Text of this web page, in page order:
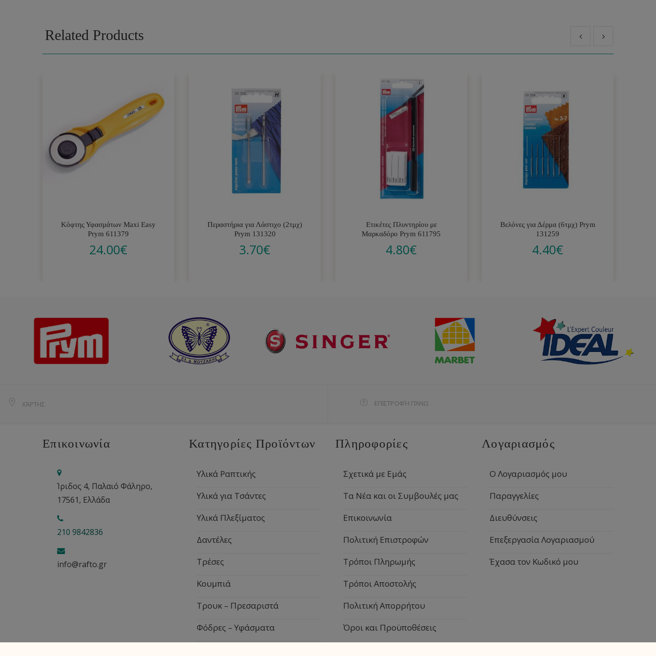
Related Products
Κόφτης Υφασμάτων Maxi Easy
Prym 611379
24.00€
Περαστήρια για Λάστιχο (2τμχ)
Prym 131320
3.70€
Ετικέτες Πλυντηρίου με
Μαρκαδόρο Prym 611795
4.80€
Βελόνες για Δέρμα (6τμχ) Prym
131259
4.40€
ΧΆΡΤΗΣ ΕΠΙΣΤΡΟΦΉ ΠΆΝΩ
Επικοινωνία
Ίριδος 4, Παλαιό Φάληρο,
17561, Ελλάδα
210 9842836
info@rafto.gr
Κατηγορίες Προϊόντων
Υλικά Ραπτικής
Υλικά για Τσάντες
Υλικά Πλεξίματος
Δαντέλες
Τρέσες
Κουμπιά
Τρουκ – Πρεσαριστά
Φόδρες – Υφάσματα
Πληροφορίες
Σχετικά με Εμάς
Τα Νέα και οι Συμβουλές μας
Επικοινωνία
Πολιτική Επιστροφών
Τρόποι Πληρωμής
Τρόποι Αποστολής
Πολιτική Απορρήτου
Όροι και Προϋποθέσεις
Λογαριασμός
Ο Λογαριασμός μου
Παραγγελίες
Διευθύνσεις
Επεξεργασία Λογαριασμού
Έχασα τον Κωδικό μου